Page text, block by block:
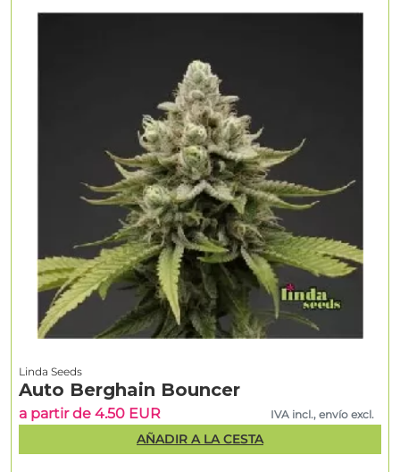
Linda Seeds
Auto Berghain Bouncer
a partir de 4.50 EUR IVA incl., envío excl.
AÑADIR A LA CESTA